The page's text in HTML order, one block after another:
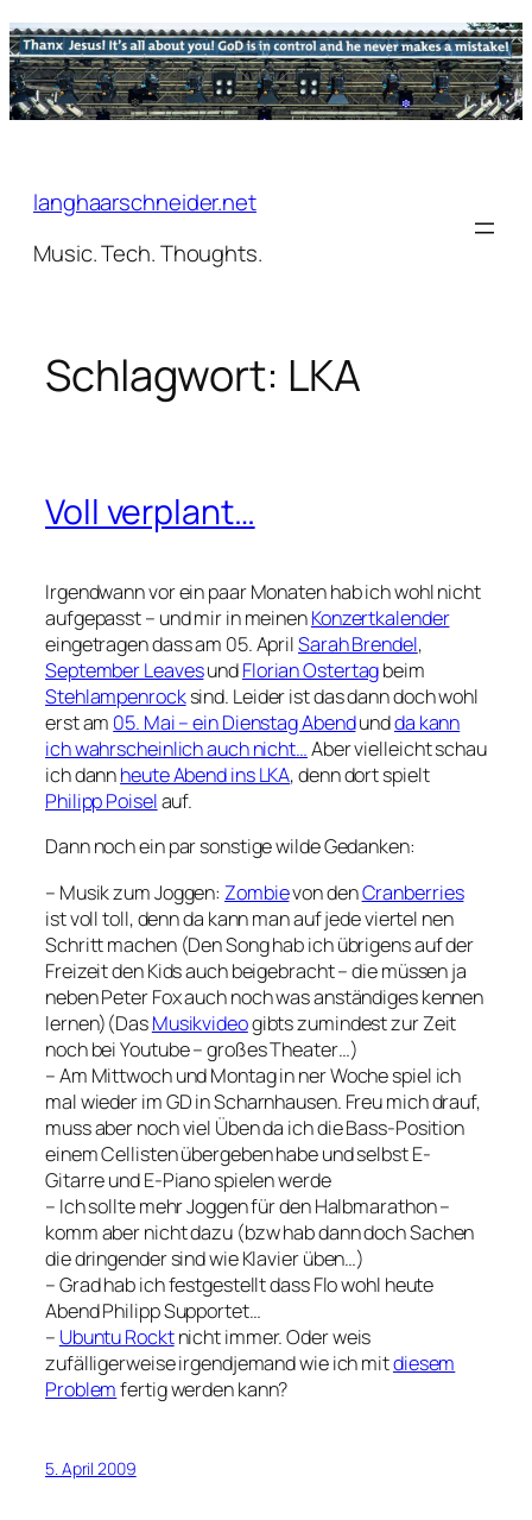
Zum
Inhalt
springen
langhaarschneider.net
Music. Tech. Thoughts.
Schlagwort: LKA
Voll verplant…
Irgendwann vor ein paar Monaten hab ich wohl nicht
aufgepasst – und mir in meinenKonzertkalender
eingetragen dass am 05. AprilSarah Brendel,
September LeavesundFlorian Ostertagbeim
Stehlampenrocksind. Leider ist das dann doch wohl
erst am 05. Mai – ein Dienstag Abendundda kann
ich wahrscheinlich auch nicht…Aber vielleicht schau
ich dannheute Abend ins LKA, denn dort spielt
Philipp Poiselauf.
Dann noch ein par sonstige wilde Gedanken:
– Musik zum Joggen: Zombievon denCranberries
ist voll toll, denn da kann man auf jede viertel nen
Schritt machen (Den Song hab ich übrigens auf der
Freizeit den Kids auch beigebracht – die müssen ja
neben Peter Fox auch noch was anständiges kennen
lernen)(DasMusikvideogibts zumindest zur Zeit
noch bei Youtube – großes Theater…)
– Am Mittwoch und Montag in ner Woche spiel ich
mal wieder im GD in Scharnhausen. Freu mich drauf,
muss aber noch viel Üben da ich die Bass-Position
einem Cellisten übergeben habe und selbst E-
Gitarre und E-Piano spielen werde
– Ich sollte mehr Joggen für den Halbmarathon –
komm aber nicht dazu (bzw hab dann doch Sachen
die dringender sind wie Klavier üben…)
– Grad hab ich festgestellt dass Flo wohl heute
Abend Philipp Supportet…
– Ubuntu Rocktnicht immer. Oder weis
zufälligerweise irgendjemand wie ich mitdiesem
Problemfertig werden kann?
5. April 2009